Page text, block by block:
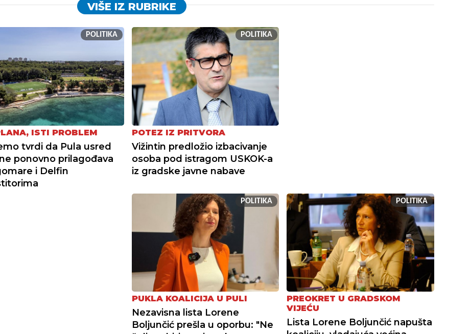
VIŠE IZ RUBRIKE
POLITIKA
ISTI PROBLEM
tvrdi da Pula usred
ponovno prilagođava
i Delfin
POLITIKA
POTEZ IZ PRITVORA
Vižintin predložio izbacivanje
osoba pod istragom USKOK-a
iz gradske javne nabave
POLITIKA
PUKLA KOALICIJA U PULI
Nezavisna lista Lorene
Boljunčić prešla u oporbu: "Ne
POLITIKA
PREOKRET U GRADSKOM
VIJEĆU
Lista Lorene Boljunčić napušta